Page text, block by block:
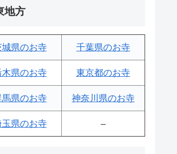
地方
城県のお寺 千葉県のお寺
木県のお寺 東京都のお寺
馬県のお寺 神奈川県のお寺
玉県のお寺 –